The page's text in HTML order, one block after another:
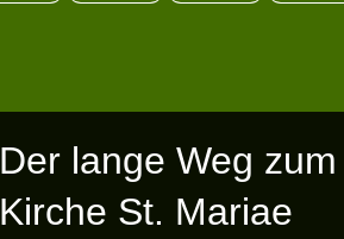
Der lange Weg
Kirche St. Mariae